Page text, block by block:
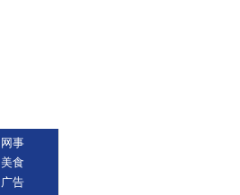
网事
美食
广告